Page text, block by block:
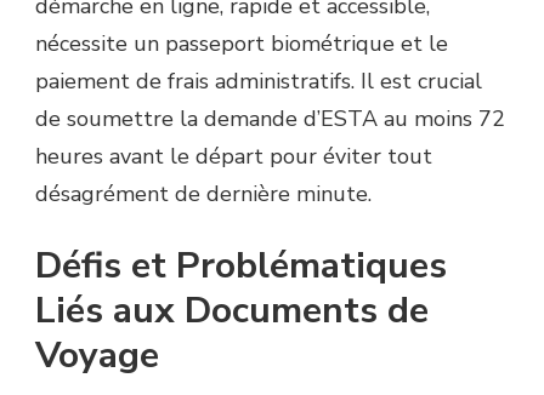
démarche en ligne, rapide et accessible,
nécessite un passeport biométrique et le
paiement de frais administratifs. Il est crucial
de soumettre la demande d’ESTA au moins 72
heures avant le départ pour éviter tout
désagrément de dernière minute.
Défis et Problématiques
Liés aux Documents de
Voyage